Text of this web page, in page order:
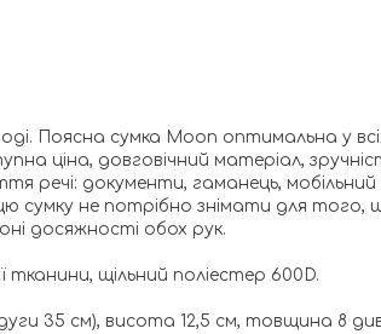
Поясна сумка Moon оптимальна у
ціна, довговічний матеріал,
речі: документи, гаманець, мобільний
сумку не потрібно знімати для
досяжності обох рук.
щільний поліестер 600D.
35 см), висота 12,5 см, товщина 8